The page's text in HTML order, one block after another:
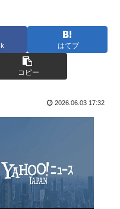
も価格は据え置く決意
倒産へ
分かりやすくて見た目も
「広島への思い」石破前
いう空気じゃなくなっ
げはしない、差額は懐に
に総務委員会が閉会中審
ジを上回る トップはテ
った結果ww映画ファン
潰れる。 乗っていた社畜
はてブ
コピー
2026.06.03 17:32